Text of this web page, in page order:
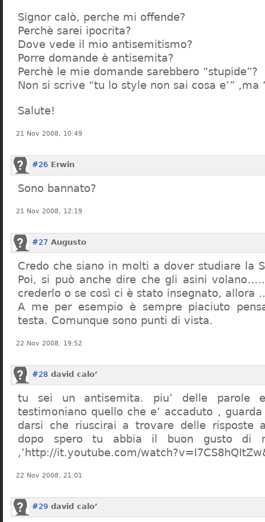
Signor calò, perche mi offende?
Perchè sarei ipocrita?
Dove vede il mio antisemitismo?
Porre domande è antisemita?
Perchè le mie domande sarebbero “stupide”?
Non si scrive “tu lo style non sai cosa e’” ,ma
Salute!
21 Nov 2008, 10:49
#26 Erwin
Sono bannato?
21 Nov 2008, 12:19
#27 Augusto
Credo che siano in molti a dover studiare la
Poi, si può anche dire che gli asini
crederlo o se così ci è stato insegnato,
A me per esempio è sempre piaciuto
testa. Comunque sono punti di vista.
22 Nov 2008, 19:52
#28 david calo’
tu sei un antisemita. piu’ delle parole
testimoniano quello che e’ accaduto , guarda
darsi che riuscirai a trovare delle risposte
dopo spero tu abbia il buon gusto di
,’http://it.youtube.com/
22 Nov 2008, 21:01
#29 david calo’